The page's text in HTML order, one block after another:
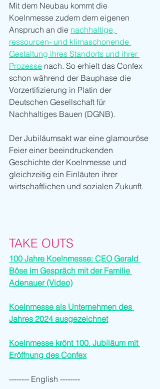
Mit dem Neubau kommt die
Koelnmesse zudem dem eigenen
Anspruch an die nachhaltige,
ressourcen- und klimaschonende
Gestaltung ihres Standorts und ihrer
Prozesse nach. So erhielt das Confex
schon während der Bauphase die
Vorzertifizierung in Platin der
Deutschen Gesellschaft für
Nachhaltiges Bauen (DGNB).
Der Jubiläumsakt war eine glamouröse
Feier einer beeindruckenden
Geschichte der Koelnmesse und
gleichzeitig ein Einläuten ihrer
wirtschaftlichen und sozialen Zukunft.
TAKE OUTS
100 Jahre Koelnmesse: CEO Gerald
Böse im Gespräch mit der Familie
Adenauer (Video)
Koelnmesse als Unternehmen des
Jahres 2024 ausgezeichnet
Koelnmesse krönt 100. Jubiläum mit
Eröffnung des Confex
-------- English --------